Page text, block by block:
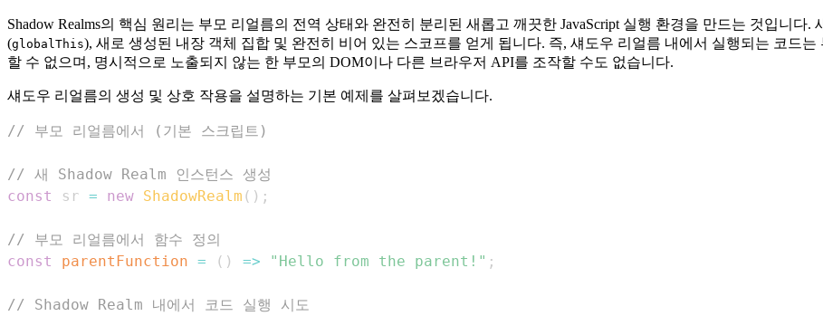
Shadow Realms의 핵심 원리는 부모 리얼름의 전역 상태와 완전히 분리된 새롭고 깨끗한 JavaScript 실행 환경을 만드는 것입니다
(globalThis), 새로 생성된 내장 객체 집합 및 완전히 비어 있는 스코프를 얻게 됩니다. 즉, 섀도우 리얼름 내에서 실행되는 코드
할 수 없으며, 명시적으로 노출되지 않는 한 부모의 DOM이나 다른 브라우저 API를 조작할 수도 없습니다.
섀도우 리얼름의 생성 및 상호 작용을 설명하는 기본 예제를 살펴보겠습니다.
// 부모 리얼름에서 (기본 스크립트)
// 새 Shadow Realm 인스턴스 생성
const
sr = new ShadowRealm ( ) ;
// 부모 리얼름에서 함수 정의
const
parentFunction = ( ) => "Hello from the parent!" ;
// Shadow Realm 내에서 코드 실행 시도